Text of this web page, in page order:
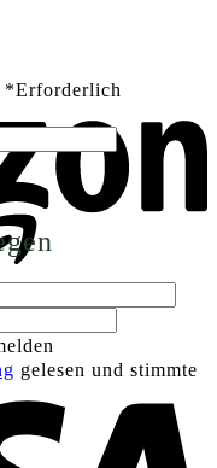
*Erforderlich
gelesen und stimmte